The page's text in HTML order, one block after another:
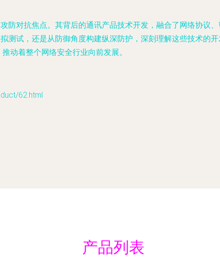
防对抗焦点。其背后的通讯产品技术开发，融合了网络协议
测试，还是从防御角度构建纵深防护，深刻理解这些技术的
动着整个网络安全行业向前发展。
62.html
产品列表